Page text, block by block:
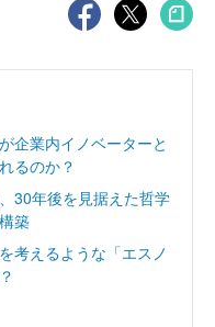
企業内イノベーターと
るのか？
30年後を見据えた哲学
築
考えるような「エスノ